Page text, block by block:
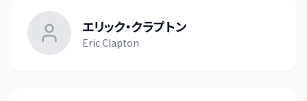
エリック・クラプトン
Eric Clapton